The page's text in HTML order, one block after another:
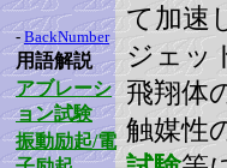
- BackNumber
用語解説
アブレーシ
ョン試験
振動励起/電
て加速
ジェッ
飛翔体
触媒性